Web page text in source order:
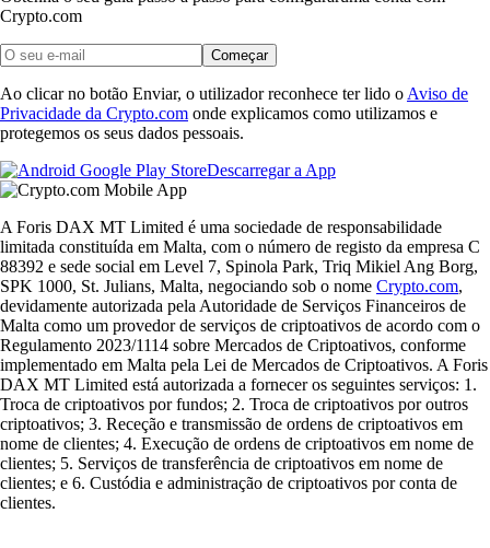
Crypto.com
Começar
Ao clicar no botão Enviar, o utilizador reconhece ter lido o Aviso de
Privacidade da Crypto.com onde explicamos como utilizamos e
protegemos os seus dados pessoais.
Descarregar a App
A Foris DAX MT Limited é uma sociedade de responsabilidade
limitada constituída em Malta, com o número de registo da empresa C
88392 e sede social em Level 7, Spinola Park, Triq Mikiel Ang Borg,
SPK 1000, St. Julians, Malta, negociando sob o nome Crypto.com,
devidamente autorizada pela Autoridade de Serviços Financeiros de
Malta como um provedor de serviços de criptoativos de acordo com o
Regulamento 2023/1114 sobre Mercados de Criptoativos, conforme
implementado em Malta pela Lei de Mercados de Criptoativos. A Foris
DAX MT Limited está autorizada a fornecer os seguintes serviços: 1.
Troca de criptoativos por fundos; 2. Troca de criptoativos por outros
criptoativos; 3. Receção e transmissão de ordens de criptoativos em
nome de clientes; 4. Execução de ordens de criptoativos em nome de
clientes; 5. Serviços de transferência de criptoativos em nome de
clientes; e 6. Custódia e administração de criptoativos por conta de
clientes.